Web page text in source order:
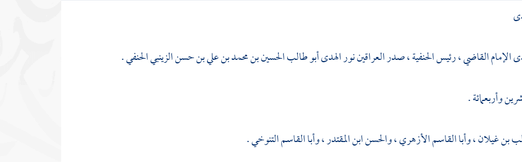
الإمام القاضي ، رئيس الحنفية ، صدر العراقين نور الهدى أبو طالب الحسين بن محمد بن علي بن حسن الزينبي الحنفي .
وأربعمائة .
بن غيلان،وأبا القاسم الأزهري،والحسن ابن المقتدر،وأبا القاسم التنوخي.